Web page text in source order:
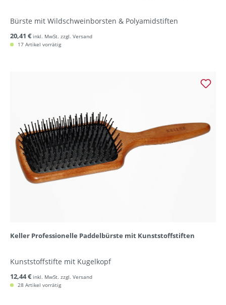
Bürste mit Wildschweinborsten & Polyamidstiften
20,41 € inkl. MwSt. zzgl. Versand
17 Artikel vorrätig
Keller Professionelle Paddelbürste mit Kunststoffstiften
Kunststoffstifte mit Kugelkopf
12,44 € inkl. MwSt. zzgl. Versand
28 Artikel vorrätig